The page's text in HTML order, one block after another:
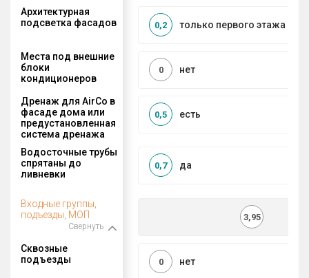
Архитектурная
подсветка фасадов
только первого этажа
0,2
Места под внешние
блоки
кондиционеров
нет
0
Дренаж для AirCo в
фасаде дома или
предустановленная
система дренажа
есть
0,5
Водосточные трубы
спрятаны до
ливневки
да
0,7
Входные группы,
подъезды, МОП
Свернуть
3,95
Сквозные
подъезды
нет
0